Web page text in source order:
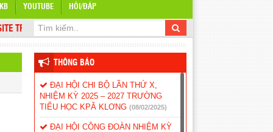
TKB YOUTUBE HỎI/ĐÁP
TH KPA KLƠNG
THÔNG BÁO
ĐẠI HỘI CHI BỘ LẦN THỨ X,
NHIỆM KỲ 2025 – 2027 TRƯỜNG
TIỂU HỌC KPĂ KLƠNG (08/02/2025)
ĐẠI HỘI CÔNG ĐOÀN NHIỆM KỲ